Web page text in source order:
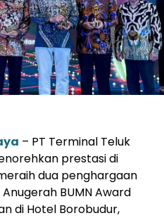
– PT Terminal Teluk
prestasi di
dua penghargaan
BUMN Award
di Hotel Borobudur,